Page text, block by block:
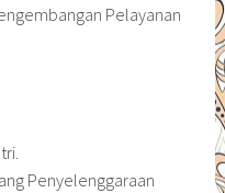
Pelayanan
Penyelenggaraan